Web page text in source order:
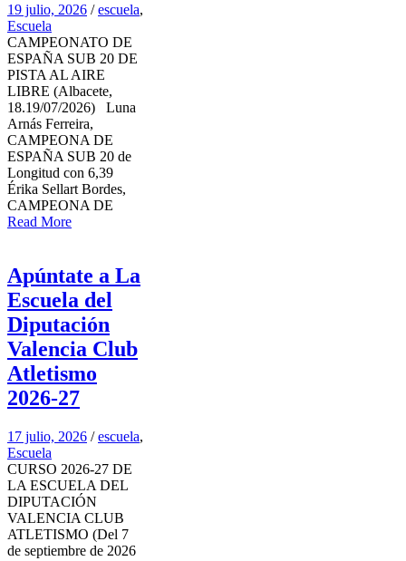
19 julio, 2026 / escuela,
Escuela
CAMPEONATO DE
ESPAÑA SUB 20 DE
PISTA AL AIRE
LIBRE (Albacete,
18.19/07/2026) Luna
Arnás Ferreira,
CAMPEONA DE
ESPAÑA SUB 20 de
Longitud con 6,39
Érika Sellart Bordes,
CAMPEONA DE
Read More
Apúntate a La
Escuela del
Diputación
Valencia Club
Atletismo
2026-27
17 julio, 2026 / escuela,
Escuela
CURSO 2026-27 DE
LA ESCUELA DEL
DIPUTACIÓN
VALENCIA CLUB
ATLETISMO (Del 7
de septiembre de 2026